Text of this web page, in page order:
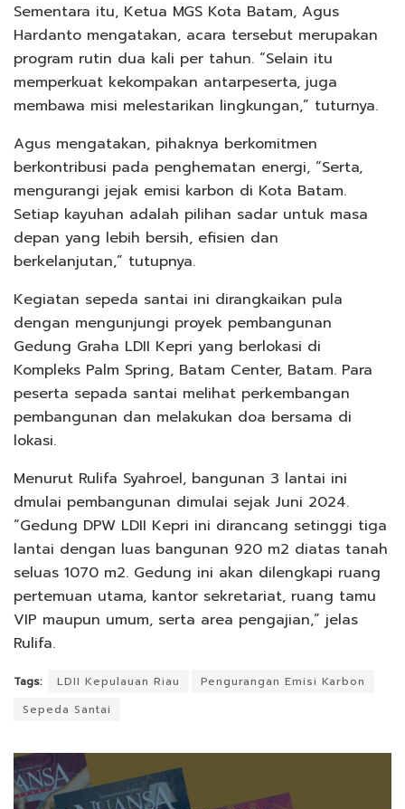
Sementara itu, Ketua MGS Kota Batam, Agus
Hardanto mengatakan, acara tersebut merupakan
program rutin dua kali per tahun. “Selain itu
memperkuat kekompakan antarpeserta, juga
membawa misi melestarikan lingkungan,” tuturnya.
Agus mengatakan, pihaknya berkomitmen
berkontribusi pada penghematan energi, “Serta,
mengurangi jejak emisi karbon di Kota Batam.
Setiap kayuhan adalah pilihan sadar untuk masa
depan yang lebih bersih, efisien dan
berkelanjutan,” tutupnya.
Kegiatan sepeda santai ini dirangkaikan pula
dengan mengunjungi proyek pembangunan
Gedung Graha LDII Kepri yang berlokasi di
Kompleks Palm Spring, Batam Center, Batam. Para
peserta sepada santai melihat perkembangan
pembangunan dan melakukan doa bersama di
lokasi.
Menurut Rulifa Syahroel, bangunan 3 lantai ini
dmulai pembangunan dimulai sejak Juni 2024.
“Gedung DPW LDII Kepri ini dirancang setinggi tiga
lantai dengan luas bangunan 920 m2 diatas tanah
seluas 1070 m2. Gedung ini akan dilengkapi ruang
pertemuan utama, kantor sekretariat, ruang tamu
VIP maupun umum, serta area pengajian,” jelas
Rulifa.
Tags: LDII Kepulauan Riau
Pengurangan Emisi Karbon
Sepeda Santai